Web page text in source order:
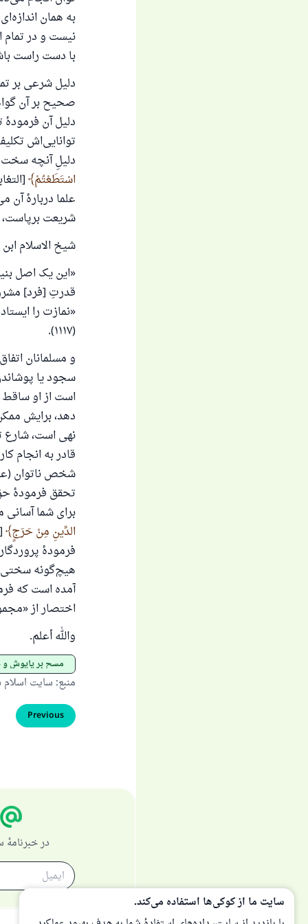
به همان
نیست و در تمام
با دست راست
دلیل شرعی بر
صحیح بر آن
دلیل آن
توانایی‌اش
دلیلِ آنچه
اسْتَطَعْتُمْ
علما دربارهٔ
شریعت برپاست،
شیخ الاسلام
«این یک اصل
قدرتِ [فرد]
«نمازت را
(۱۱۱۷).
و مسلمانان
سجود یا
است از او ساقط
دهد، برایش
نهی است، شارع
قادر به انجام
شخص ناتوان
تحقق فرمودهٔ
برای شما
الدِّينِ مِنْ حَرَجٍ
فرمودهٔ
هیچ‌گونه سختی
آمده است که
اختصار از «مجموع
والله أعلم.
مسح بر پاپوش
منبع: سایت
Previous
در
سایت ما از کوکی‌ها استفاده می‌کند.